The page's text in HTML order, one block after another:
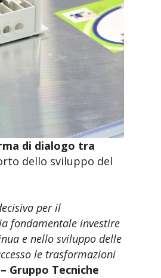
di dialogo tra
dello sviluppo del
per il
fondamentale investire
e nello sviluppo delle
le trasformazioni
Gruppo Tecniche